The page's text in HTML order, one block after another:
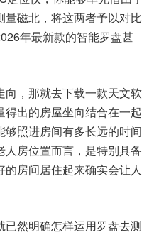
磁北，将这两者予以对比
年最新款的智能罗盘甚
，那就去下载一款天文软
出的房屋坐向结合在一起
照进房间有多长远的时间
房位置而言，是特别具备
房间居住起来确实会让人
然明确怎样运用罗盘去测